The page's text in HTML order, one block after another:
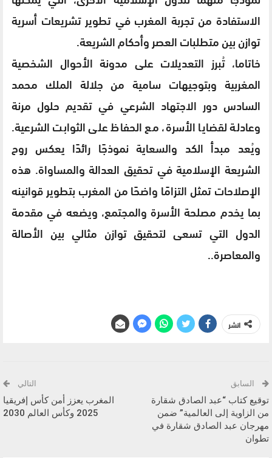
الاستفادة من تجربة المغرب في تطوير تشريعات أسرية
توازن بين متطلبات العصر وأحكام الشريعة.
خاتاما، تُبرز التعديلات على مدونة الأحوال الشخصية
المغربية وبتوجيهات سامية من جلالة الملك محمد
السادس دور الاجتهاد الشرعي في تقديم حلول مرنة
وعادلة لقضايا الأسرة، مع الحفاظ على الثوابت الشرعية.
ويُعد مبدأ الكد والسعاية نموذجًا رائدًا يعكس روح
الشريعة الإسلامية في تحقيق العدالة والمساواة. هذه
الإصلاحات تمثل التزامًا واضحًا من المغرب بتطوير قوانينه
بما يخدم مصلحة الأسرة والمجتمع، ويضعه في مقدمة
الدول التي تسعى لتحقيق توازن مثالي بين الأصالة
والمعاصرة..
انشر
السابق
توقيع كتاب “عبد الصادق شقارة
من الزاوية إلى العالمية” ضمن
مهرجان عبد الصادق شقارة في
تطوان
التالي
المغرب يعزز أمن كأس إفريقيا
2025 وكأس العالم 2030